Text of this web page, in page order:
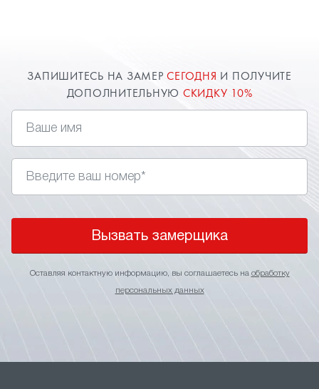
ЗАПИШИТЕСЬ НА ЗАМЕРСЕГОДНЯ И ПОЛУЧИТЕ
ДОПОЛНИТЕЛЬНУЮ СКИДКУ 10%
Вызвать замерщика
Оставляя контактную информацию, вы соглашаетесь на обработку
персональных данных